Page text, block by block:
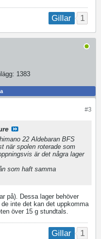
Gillar 1
1383
#3
22 Aldebaran BFS
när spolen roterade som
är det några lager
som haft samma
på). Dessa lager behöver
inte det kan det uppkomma
över 15 g stundtals.
Gillar 1